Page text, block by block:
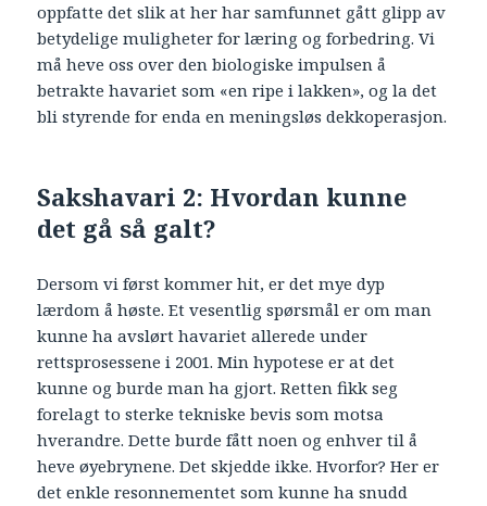
oppfatte det slik at her har samfunnet gått glipp av
betydelige muligheter for læring og forbedring. Vi
må heve oss over den biologiske impulsen å
betrakte havariet som «en ripe i lakken», og la det
bli styrende for enda en meningsløs dekkoperasjon.
Sakshavari 2: Hvordan kunne
det gå så galt?
Dersom vi først kommer hit, er det mye dyp
lærdom å høste. Et vesentlig spørsmål er om man
kunne ha avslørt havariet allerede under
rettsprosessene i 2001. Min hypotese er at det
kunne og burde man ha gjort. Retten fikk seg
forelagt to sterke tekniske bevis som motsa
hverandre. Dette burde fått noen og enhver til å
heve øyebrynene. Det skjedde ikke. Hvorfor? Her er
det enkle resonnementet som kunne ha snudd